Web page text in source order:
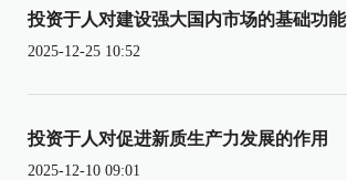
投资于人对建设强大国内市场的基础功能
2025-12-25 10:52
投资于人对促进新质生产力发展的作用
2025-12-10 09:01